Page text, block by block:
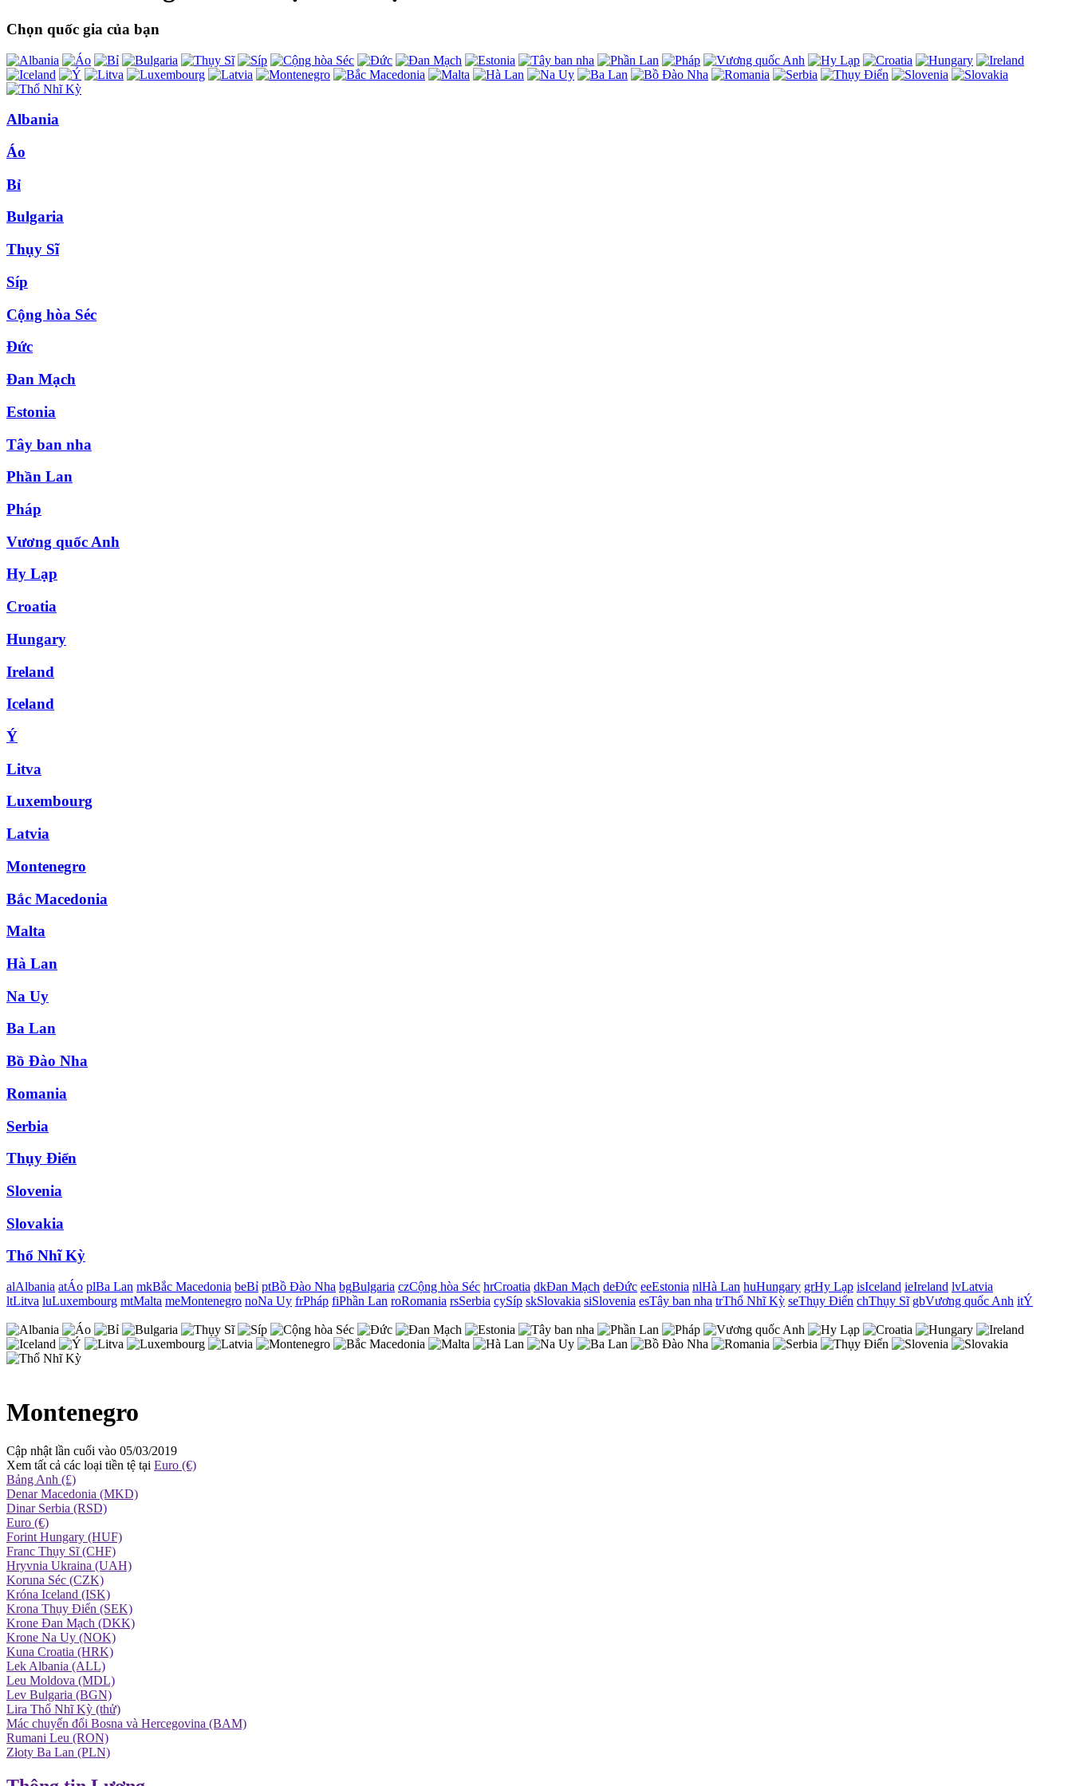
Chọn quốc gia của bạn
Albania
Áo
Bỉ
Bulgaria
Thụy Sĩ
Síp
Cộng hòa Séc
Đức
Đan Mạch
Estonia
Tây ban nha
Phần Lan
Pháp
Vương quốc Anh
Hy Lạp
Croatia
Hungary
Ireland
Iceland
Ý
Litva
Luxembourg
Latvia
Montenegro
Bắc Macedonia
Malta
Hà Lan
Na Uy
Ba Lan
Bồ Đào Nha
Romania
Serbia
Thụy Điển
Slovenia
Slovakia
Thổ Nhĩ Kỳ
alAlbania atÁo plBa Lan mkBắc Macedonia beBỉ ptBồ Đào Nha bgBulgaria czCộng hòa Séc hrCroatia dkĐan Mạch deĐức eeEstonia nlHà Lan huHungary grHy Lạp isIceland ieIreland lvLatvia
ltLitva luLuxembourg mtMalta meMontenegro noNa Uy frPháp fiPhần Lan roRomania rsSerbia cySíp skSlovakia siSlovenia esTây ban nha trThổ Nhĩ Kỳ seThụy Điển chThụy Sĩ gbVương quốc Anh itÝ
Montenegro
Cập nhật lần cuối vào 05/03/2019
Xem tất cả các loại tiền tệ tại Euro (€)
Bảng Anh (£)
Denar Macedonia (MKD)
Dinar Serbia (RSD)
Euro (€)
Forint Hungary (HUF)
Franc Thụy Sĩ (CHF)
Hryvnia Ukraina (UAH)
Koruna Séc (CZK)
Króna Iceland (ISK)
Krona Thụy Điển (SEK)
Krone Đan Mạch (DKK)
Krone Na Uy (NOK)
Kuna Croatia (HRK)
Lek Albania (ALL)
Leu Moldova (MDL)
Lev Bulgaria (BGN)
Lira Thổ Nhĩ Kỳ (thử)
Mác chuyển đổi Bosna và Hercegovina (BAM)
Rumani Leu (RON)
Złoty Ba Lan (PLN)